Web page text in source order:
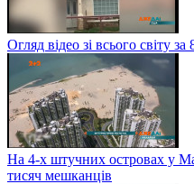
Огляд відео зі всього світу
На 4-х штучних островах у
тисяч мешканців